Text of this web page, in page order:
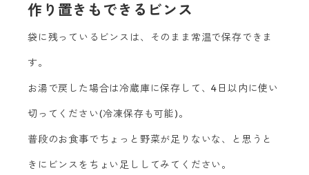
作り置きもできるビンス
袋に残っているビンスは、そのまま常温で保存できま
す。
お湯で戻した場合は冷蔵庫に保存して、4日以内に使い
切ってください(冷凍保存も可能)。
普段のお食事でちょっと野菜が足りないな、と思うと
きにビンスをちょい足ししてみてください。